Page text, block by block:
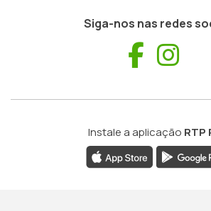
Siga-nos nas redes
Instale a aplicação RTP